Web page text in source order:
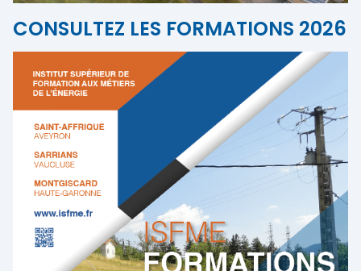
CONSULTEZ LES FORMATIONS 2026